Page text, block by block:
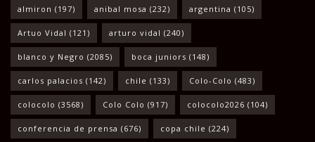
almiron (197) anibal mosa (232) argentina (105)
Artuo Vidal (121) arturo vidal (240)
blanco y Negro (2085) boca juniors (148)
carlos palacios (142) chile (133) Colo-Colo (483)
colocolo (3568) Colo Colo (917) colocolo2026 (104)
conferencia de prensa (676) copa chile (224)